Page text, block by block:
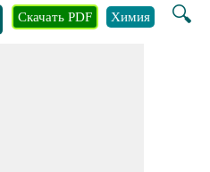
🔍
Скачать PDF Химия